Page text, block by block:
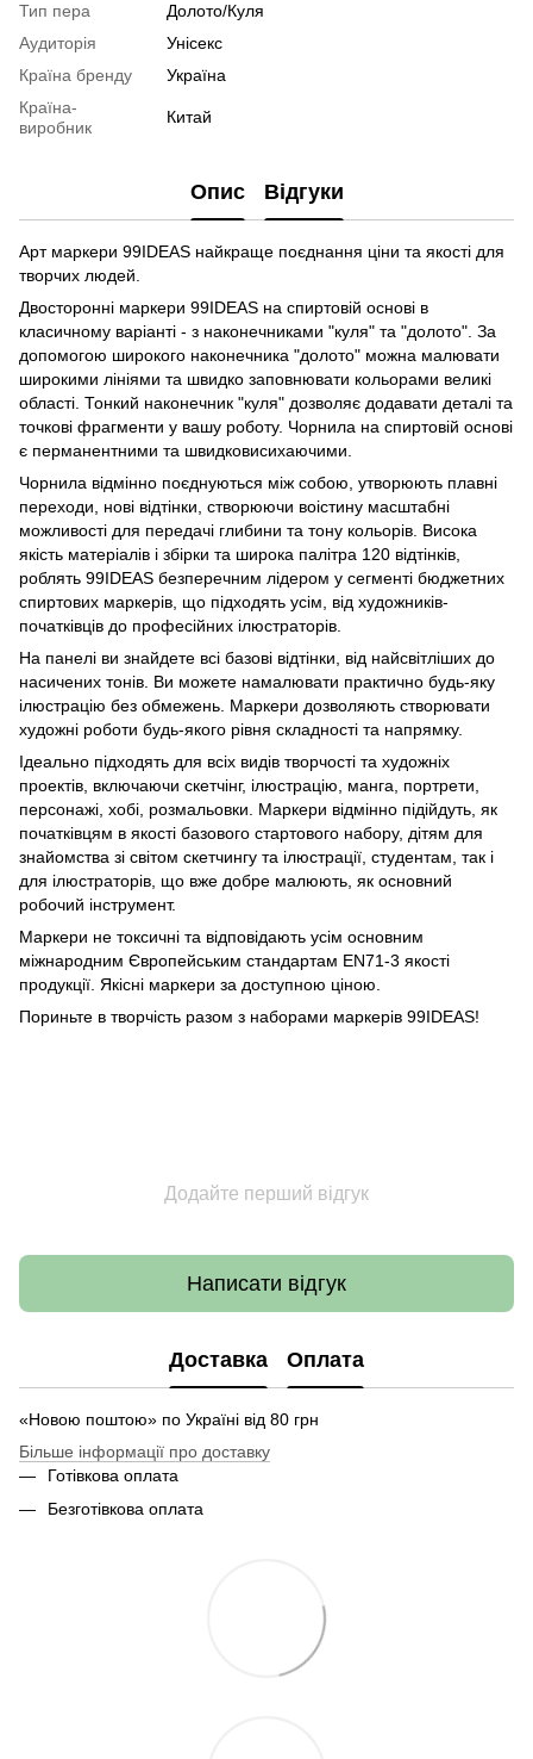
Тип пера
Долото/Куля
Аудиторія
Унісекс
Країна бренду
Україна
Країна-
виробник
Китай
Опис Відгуки
Арт маркери 99IDEAS найкраще поєднання ціни та якості для
творчих людей.
Двосторонні маркери 99IDEAS на спиртовій основі в
класичному варіанті - з наконечниками "куля" та "долото". За
допомогою широкого наконечника "долото" можна малювати
широкими лініями та швидко заповнювати кольорами великі
області. Тонкий наконечник "куля" дозволяє додавати деталі та
точкові фрагменти у вашу роботу. Чорнила на спиртовій основі
є перманентними та швидковисихаючими.
Чорнила відмінно поєднуються між собою, утворюють плавні
переходи, нові відтінки, створюючи воістину масштабні
можливості для передачі глибини та тону кольорів. Висока
якість матеріалів і збірки та широка палітра 120 відтінків,
роблять 99IDEAS безперечним лідером у сегменті бюджетних
спиртових маркерів, що підходять усім, від художників-
початківців до професійних ілюстраторів.
На панелі ви знайдете всі базові відтінки, від найсвітліших до
насичених тонів. Ви можете намалювати практично будь-яку
ілюстрацію без обмежень. Маркери дозволяють створювати
художні роботи будь-якого рівня складності та напрямку.
Ідеально підходять для всіх видів творчості та художніх
проектів, включаючи скетчінг, ілюстрацію, манга, портрети,
персонажі, хобі, розмальовки. Маркери відмінно підійдуть, як
початківцям в якості базового стартового набору, дітям для
знайомства зі світом скетчингу та ілюстрації, студентам, так і
для ілюстраторів, що вже добре малюють, як основний
робочий інструмент.
Маркери не токсичні та відповідають усім основним
міжнародним Європейським стандартам EN71-3 якості
продукції. Якісні маркери за доступною ціною.
Пориньте в творчість разом з наборами маркерів 99IDEAS!
Додайте перший відгук
Написати відгук
Доставка Оплата
«Новою поштою» по Україні від 80 грн
Більше інформації про доставку
Готівкова оплата
Безготівкова оплата